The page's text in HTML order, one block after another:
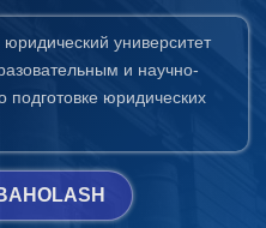
университет
и научно-
юридических